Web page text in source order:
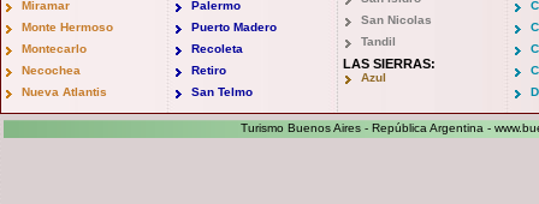
Miramar
Monte Hermoso
Montecarlo
Necochea
Nueva Atlantis
Palermo
Puerto Madero
Recoleta
Retiro
San Telmo
San Nicolas
Tandil
LAS SIERRAS:
Azul
Turismo Buenos Aires - República Argentina -